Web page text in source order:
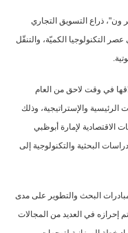
ذراع التسويق التجاري
التكنولوجيا الكميّة، والتنقّل
في وقت لاحق من العام
والإستراتيجية، وذلك
الاقتصادية لإمارة أبوظبي
البحثية والتكنولوجية إلى
البحث والتطوير على مدى
إحرازه في العديد من المجالات